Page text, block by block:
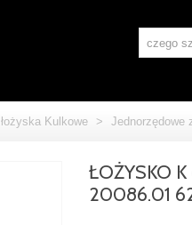
łożyska Kulkowe > Jednorzędowe
ŁOŻYSKO
20086.01